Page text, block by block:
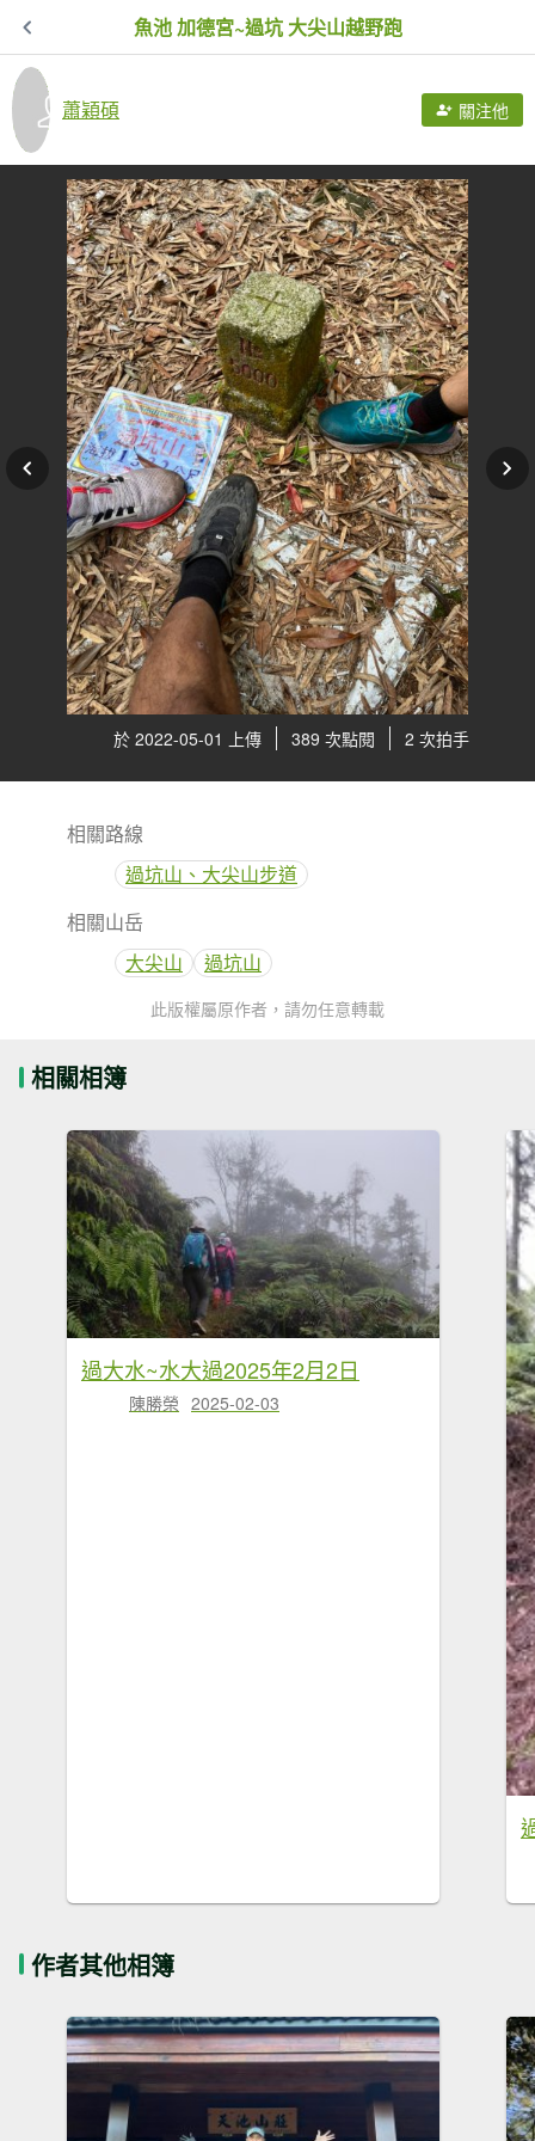
魚池 加德宮~過坑 大尖山越野跑
蕭穎碩 關注他
於 2022-05-01 上傳 389 次點閱 2 次拍手
相關路線
過坑山、大尖山步道
相關山岳
大尖山
過坑山
此版權屬原作者，請勿任意轉載
相關相簿
過大水~水大過2025年2月2日
陳勝榮 2025-02-03
作者其他相簿